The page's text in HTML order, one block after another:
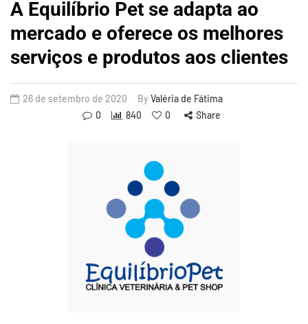
A Equilíbrio Pet se adapta ao
mercado e oferece os melhores
serviços e produtos aos clientes
26 de setembro de 2020 By Valéria de Fátima
0
840 0 Share